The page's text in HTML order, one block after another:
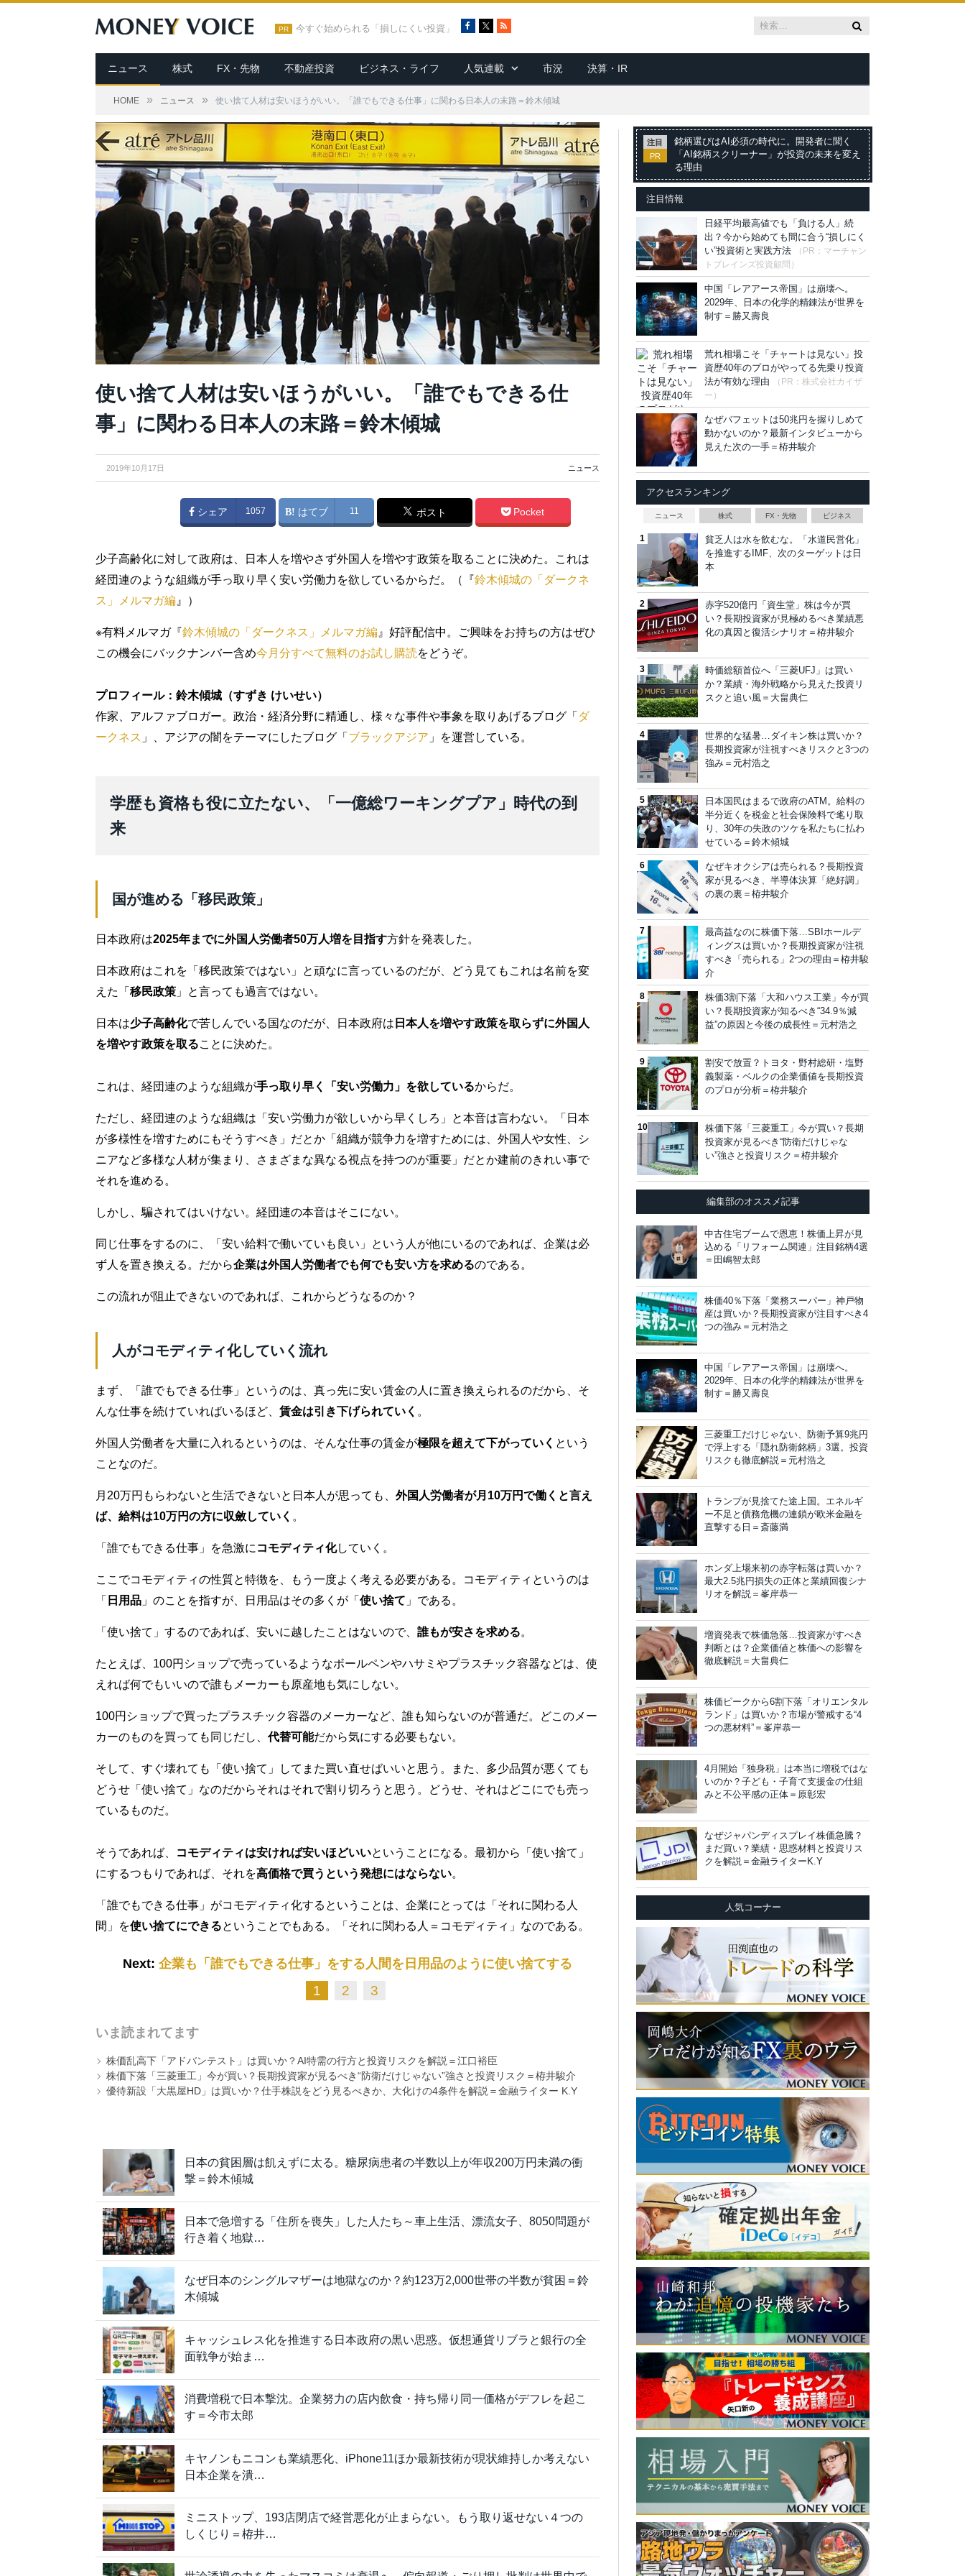
PR 今すぐ始められる「損しにくい投資」
c
e
b
o
k
R
S
ニュース 株式 FX・先物 不動産投資 ビジネス・ライフ 人気連載 市況 決算・IR
HOME » ニュース » 使い捨て人材は安いほうがいい。「誰でもできる仕事」に関わる日本人の末路＝鈴木傾城
使い捨て人材は安いほうがいい。「誰でもできる仕
事」に関わる日本人の末路＝鈴木傾城
2019年10月17日 ニュース
シェア 1057 はてブ 11 ポスト Pocket
少子高齢化に対して政府は、日本人を増やさず外国人を増やす政策を取ることに決めた。これは
経団連のような組織が手っ取り早く安い労働力を欲しているからだ。（『鈴木傾城の「ダークネ
ス」メルマガ編 』）
※有料メルマガ『鈴木傾城の「ダークネス」メルマガ編 』好評配信中。ご興味をお持ちの方はぜひ
この機会にバックナンバー含め今月分すべて無料のお試し購読をどうぞ。
プロフィール：鈴木傾城（すずき けいせい）
作家、アルファブロガー。政治・経済分野に精通し、様々な事件や事象を取りあげるブログ「 ダ
ークネス 」、アジアの闇をテーマにしたブログ「 ブラックアジア 」を運営している。
学歴も資格も役に立たない、「一億総ワーキングプア」時代の到
来
国が進める「移民政策」
日本政府は2025年までに外国人労働者50万人増を目指す方針を発表した。
日本政府はこれを「移民政策ではない」と頑なに言っているのだが、どう見てもこれは名前を変
えた「 移民政策 」と言っても過言ではない。
日本は少子高齢化で苦しんでいる国なのだが、日本政府は 日本人を増やす政策を取らずに外国人
を増やす政策を取ることに決めた。
これは、経団連のような組織が手っ取り早く「安い労働力」を欲しているからだ。
ただし、経団連のような組織は「安い労働力が欲しいから早くしろ」と本音は言わない。「日本
が多様性を増すためにもそうすべき」だとか「組織が競争力を増すためには、外国人や女性、シ
ニアなど多様な人材が集まり、さまざまな異なる視点を持つのが重要」だとか建前のきれい事で
それを進める。
しかし、騙されてはいけない。経団連の本音はそこにない。
同じ仕事をするのに、「安い給料で働いていも良い」という人が他にいるのであれば、企業は必
ず人を置き換える。だから企業は外国人労働者でも何でも安い方を求めるのである。
この流れが阻止できないのであれば、これからどうなるのか？
人がコモディティ化していく流れ
まず、「誰でもできる仕事」というのは、真っ先に安い賃金の人に置き換えられるのだから、そ
んな仕事を続けていればいるほど、 賃金は引き下げられていく 。
外国人労働者を大量に入れるというのは、そんな仕事の賃金が極限を超えて下がっていく という
ことなのだ。
月20万円もらわないと生活できないと日本人が思っても、 外国人労働者が月10万円で働くと言え
ば、給料は10万円の方に収斂していく 。
「誰でもできる仕事」を急激に コモディティ化していく。
ここでコモディティの性質と特徴を、もう一度よく考える必要がある。コモディティというのは
「 日用品 」のことを指すが、日用品はその多くが「 使い捨て 」である。
「使い捨て」するのであれば、安いに越したことはないので、 誰もが安さを求める。
たとえば、100円ショップで売っているようなボールペンやハサミやプラスチック容器などは、使
えれば何でもいいので誰もメーカーも原産地も気にしない。
100円ショップで買ったプラスチック容器のメーカーなど、誰も知らないのが普通だ。どこのメー
カーのものを買っても同じだし、代替可能だから気にする必要もない。
そして、すぐ壊れても「使い捨て」してまた買い直せばいいと思う。また、多少品質が悪くても
どうせ「使い捨て」なのだからそれはそれで割り切ろうと思う。どうせ、それはどこにでも売っ
ているものだ。
そうであれば、 コモディティは安ければ安いほどいいということになる。最初から「使い捨て」
にするつもりであれば、それを高価格で買うという発想にはならない。
「誰でもできる仕事」がコモディティ化するということは、企業にとっては「それに関わる人
間」を使い捨てにできるということでもある。「それに関わる人＝コモディティ」なのである。
Next: 企業も「誰でもできる仕事」をする人間を日用品のように使い捨てする
1 2 3
いま読まれてます
株価乱高下「アドバンテスト」は買いか？AI特需の行方と投資リスクを解説＝江口裕臣
株価下落「三菱重工」今が買い？長期投資家が見るべき“防衛だけじゃない”強さと投資リスク＝栫井駿介
優待新設「大黒屋HD」は買いか？仕手株説をどう見るべきか、大化けの4条件を解説＝金融ライター K.Y
日本の貧困層は飢えずに太る。糖尿病患者の半数以上が年収200万円未満の衝
撃＝鈴木傾城
日本で急増する「住所を喪失」した人たち～車上生活、漂流女子、8050問題が
行き着く地獄…
なぜ日本のシングルマザーは地獄なのか？約123万2,000世帯の半数が貧困＝鈴
木傾城
キャッシュレス化を推進する日本政府の黒い思惑。仮想通貨リブラと銀行の全
面戦争が始ま…
消費増税で日本撃沈。企業努力の店内飲食・持ち帰り同一価格がデフレを起こ
す＝今市太郎
キヤノンもニコンも業績悪化、iPhone11ほか最新技術が現状維持しか考えない
日本企業を潰…
ミニストップ、193店閉店で経営悪化が止まらない。もう取り返せない４つの
しくじり＝栫井…
注目
PR
銘柄選びはAI必須の時代に。開発者に聞く
「AI銘柄スクリーナー」が投資の未来を変え
る理由
注目情報
日経平均最高値でも「負ける人」続
出？今から始めても間に合う“損しにく
い”投資術と実践方法
（PR：マーチャン
トブレインズ投資顧問）
中国「レアアース帝国」は崩壊へ。
2029年、日本の化学的精錬法が世界を
制す＝勝又壽良
荒れ相場こそ「チャートは見ない」投
資歴40年のプロがやってる先乗り投資
法が有効な理由
（PR：株式会社カイザ
ー）
なぜバフェットは50兆円を握りしめて
動かないのか？最新インタビューから
見えた次の一手＝栫井駿介
アクセスランキング
ニュース 株式 FX・先物 ビジネス
貧乏人は水を飲むな。「水道民営化」
を推進するIMF、次のターゲットは日
本
赤字520億円「資生堂」株は今が買
い？長期投資家が見極めるべき業績悪
化の真因と復活シナリオ＝栫井駿介
時価総額首位へ「三菱UFJ」は買い
か？業績・海外戦略から見えた投資リ
スクと追い風＝大畠典仁
世界的な猛暑…ダイキン株は買いか？
長期投資家が注視すべきリスクと3つの
強み＝元村浩之
日本国民はまるで政府のATM。給料の
半分近くを税金と社会保険料で毟り取
り、30年の失政のツケを私たちに払わ
せている＝鈴木傾城
なぜキオクシアは売られる？長期投資
家が見るべき、半導体決算「絶好調」
の裏の裏＝栫井駿介
最高益なのに株価下落…SBIホールデ
ィングスは買いか？長期投資家が注視
すべき「売られる」2つの理由＝栫井駿
介
株価3割下落「大和ハウス工業」今が買
い？長期投資家が知るべき“34.9％減
益”の原因と今後の成長性＝元村浩之
割安で放置？トヨタ・野村総研・塩野
義製薬・ベルクの企業価値を長期投資
のプロが分析＝栫井駿介
株価下落「三菱重工」今が買い？長期
投資家が見るべき“防衛だけじゃな
い”強さと投資リスク＝栫井駿介
編集部のオススメ記事
中古住宅ブームで恩恵！株価上昇が見
込める「リフォーム関連」注目銘柄4選
＝田嶋智太郎
株価40％下落「業務スーパー」神戸物
産は買いか？長期投資家が注目すべき4
つの強み＝元村浩之
中国「レアアース帝国」は崩壊へ。
2029年、日本の化学的精錬法が世界を
制す＝勝又壽良
三菱重工だけじゃない、防衛予算9兆円
で浮上する「隠れ防衛銘柄」3選。投資
リスクも徹底解説＝元村浩之
トランプが見捨てた途上国。エネルギ
ー不足と債務危機の連鎖が欧米金融を
直撃する日＝斎藤満
ホンダ上場来初の赤字転落は買いか？
最大2.5兆円損失の正体と業績回復シナ
リオを解説＝峯岸恭一
増資発表で株価急落…投資家がすべき
判断とは？企業価値と株価への影響を
徹底解説＝大畠典仁
株価ピークから6割下落「オリエンタル
ランド」は買いか？市場が警戒する“4
つの悪材料”＝峯岸恭一
4月開始「独身税」は本当に増税ではな
いのか？子ども・子育て支援金の仕組
みと不公平感の正体＝原彰宏
なぜジャパンディスプレイ株価急騰？
まだ買い？業績・思惑材料と投資リス
クを解説＝金融ライターK.Y
人気コーナー